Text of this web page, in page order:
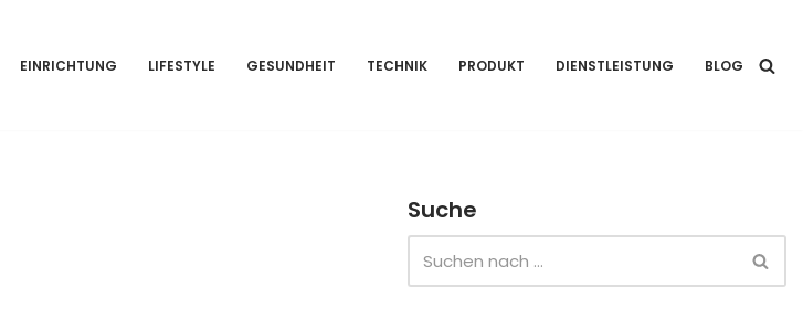
EINRICHTUNG LIFESTYLE GESUNDHEIT TECHNIK PRODUKT DIENSTLEISTUNG BLOG
Suche